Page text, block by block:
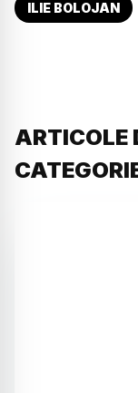
ILIE BOLOJAN
ARTICOLE